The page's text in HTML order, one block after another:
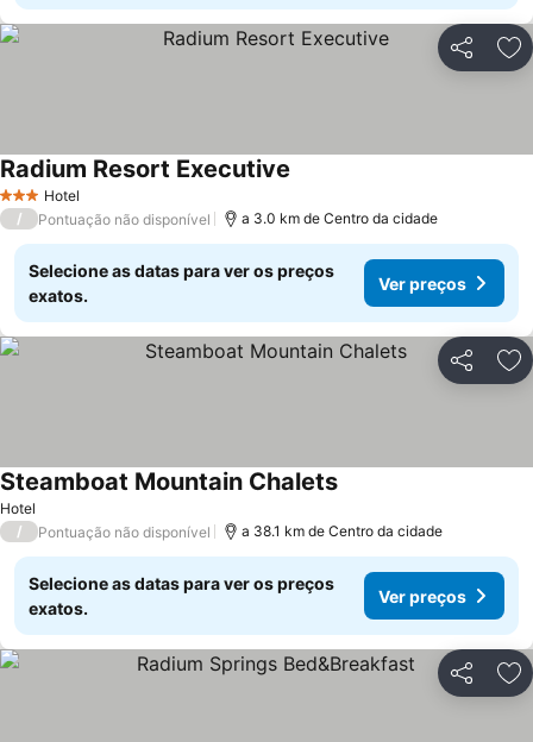
Partilhar
3 EstrelasHotel
Radium Resort Executive
/ Pontuação não disponível a 3.0 km de Centro da cidade
Selecione as datas para ver os preços
exatos.
Ver preços
Partilhar
Hotel
Steamboat Mountain Chalets
/ Pontuação não disponível a 38.1 km de Centro da cidade
Selecione as datas para ver os preços
exatos.
Ver preços
Partilhar